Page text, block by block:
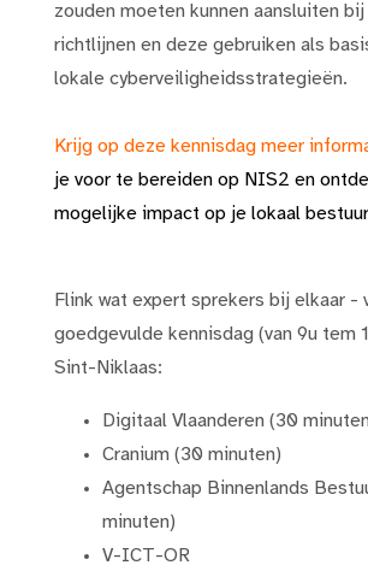
zouden moeten kunnen aansluiten
richtlijnen en deze gebruiken als
lokale cyberveiligheidsstrategieën.
Krijg op deze kennisdag meer
je voor te bereiden op NIS2 en
mogelijke impact op je lokaal
Flink wat expert sprekers bij elkaar -
goedgevulde kennisdag (van 9u tem
Sint-Niklaas:
Digitaal Vlaanderen (30
Cranium (30 minuten)
Agentschap Binnenlands
minuten)
V-ICT-OR